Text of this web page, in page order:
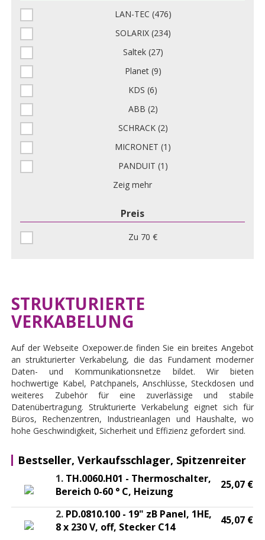
LAN-TEC (476)
SOLARIX (234)
Saltek (27)
Planet (9)
KDS (6)
ABB (2)
SCHRACK (2)
MICRONET (1)
PANDUIT (1)
Zeig mehr
Preis
Zu 70 €
STRUKTURIERTE
VERKABELUNG
Auf der Webseite Oxepower.de finden Sie ein breites Angebot
an strukturierter Verkabelung, die das Fundament moderner
Daten- und Kommunikationsnetze bildet. Wir bieten
hochwertige Kabel, Patchpanels, Anschlüsse, Steckdosen und
weiteres Zubehör für eine zuverlässige und stabile
Datenübertragung. Strukturierte Verkabelung eignet sich für
Büros, Rechenzentren, Industrieanlagen und Haushalte, wo
hohe Geschwindigkeit, Sicherheit und Effizienz gefordert sind.
Bestseller, Verkaufsschlager, Spitzenreiter
1. TH.0060.H01 - Thermoschalter,
Bereich 0-60 ° C, Heizung
25,07 €
2. PD.0810.100 - 19" zB Panel, 1HE,
8 x 230 V, off, Stecker C14
45,07 €